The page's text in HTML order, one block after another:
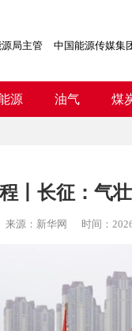
源局主管 中国能源传媒集
源 油气 煤
丨长征：气
来源： 新华网 时间：